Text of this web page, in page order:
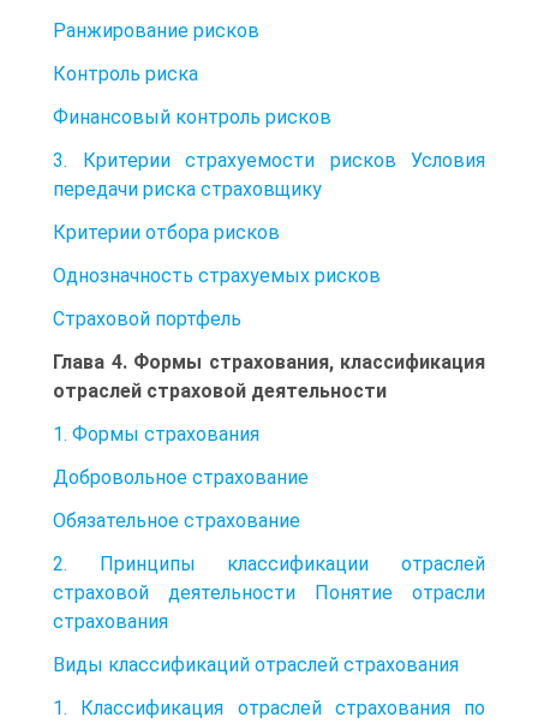
Ранжирование рисков
Контроль риска
Финансовый контроль рисков
3. Критерии страхуемости рисков Условия
передачи риска страховщику
Критерии отбора рисков
Однозначность страхуемых рисков
Страховой портфель
Глава 4. Формы страхования, классификация
отраслей страховой деятельности
1. Формы страхования
Добровольное страхование
Обязательное страхование
2. Принципы классификации отраслей
страховой деятельности Понятие отрасли
страхования
Виды классификаций отраслей страхования
1. Классификация отраслей страхования по